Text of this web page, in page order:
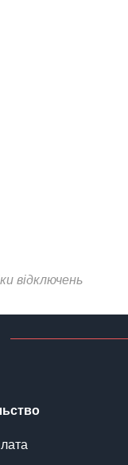
відключень